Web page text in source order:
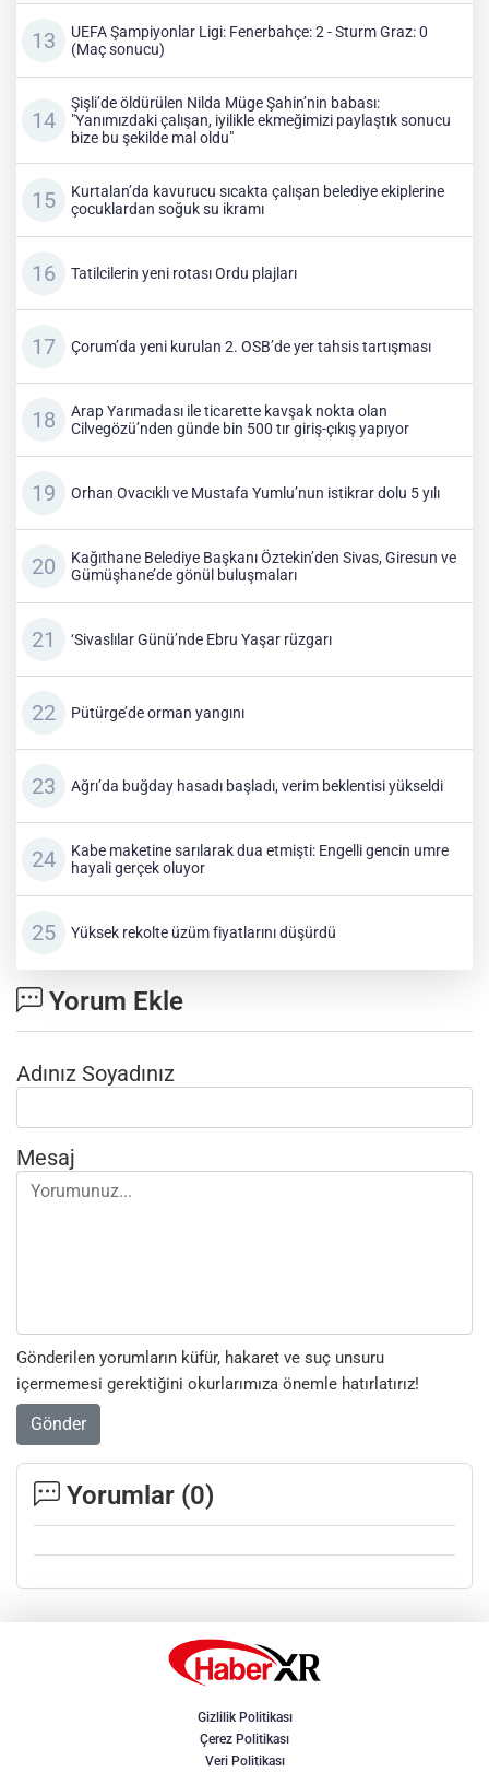
UEFA Şampiyonlar Ligi: Fenerbahçe: 2 - Sturm Graz: 0
(Maç sonucu)
Şişli’de öldürülen Nilda Müge Şahin’nin babası:
"Yanımızdaki çalışan, iyilikle ekmeğimizi paylaştık sonucu
bize bu şekilde mal oldu"
Kurtalan’da kavurucu sıcakta çalışan belediye ekiplerine
çocuklardan soğuk su ikramı
Tatilcilerin yeni rotası Ordu plajları
Çorum’da yeni kurulan 2. OSB’de yer tahsis tartışması
Arap Yarımadası ile ticarette kavşak nokta olan
Cilvegözü’nden günde bin 500 tır giriş-çıkış yapıyor
Orhan Ovacıklı ve Mustafa Yumlu’nun istikrar dolu 5 yılı
Kağıthane Belediye Başkanı Öztekin’den Sivas, Giresun ve
Gümüşhane’de gönül buluşmaları
‘Sivaslılar Günü’nde Ebru Yaşar rüzgarı
Pütürge’de orman yangını
Ağrı’da buğday hasadı başladı, verim beklentisi yükseldi
Kabe maketine sarılarak dua etmişti: Engelli gencin umre
hayali gerçek oluyor
Yüksek rekolte üzüm fiyatlarını düşürdü
Yorum Ekle
Adınız Soyadınız
Mesaj
Gönderilen yorumların küfür, hakaret ve suç unsuru
içermemesi gerektiğini okurlarımıza önemle hatırlatırız!
Gönder
Yorumlar (0)
Gizlilik Politikası
Çerez Politikası
Veri Politikası